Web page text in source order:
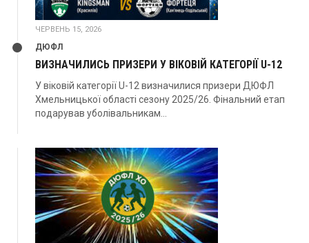
ЧЕРВЕНЬ 15, 2026
ДЮФЛ
ВИЗНАЧИЛИСЬ ПРИЗЕРИ У ВІКОВІЙ КАТЕГОРІЇ U-12
У віковій категорії U-12 визначилися призери ДЮФЛ
Хмельницької області сезону 2025/26. Фінальний етап
подарував уболівальникам...